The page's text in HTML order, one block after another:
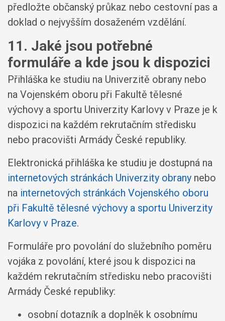
předložte občanský průkaz nebo cestovní pas a
doklad o nejvyšším dosaženém vzdělání.
11. Jaké jsou potřebné
formuláře a kde jsou k dispozici
Přihláška ke studiu na Univerzitě obrany nebo
na Vojenském oboru při Fakultě tělesné
výchovy a sportu Univerzity Karlovy v Praze je k
dispozici na každém rekrutačním středisku
nebo pracovišti Armády České republiky.
Elektronická přihláška ke studiu je dostupná na
internetových stránkách Univerzity obrany nebo
na internetových stránkách Vojenského oboru
při Fakultě tělesné výchovy a sportu Univerzity
Karlovy v Praze.
Formuláře pro povolání do služebního poměru
vojáka z povolání, které jsou k dispozici na
každém rekrutačním středisku nebo pracovišti
Armády České republiky:
osobní dotazník a doplněk k osobnímu